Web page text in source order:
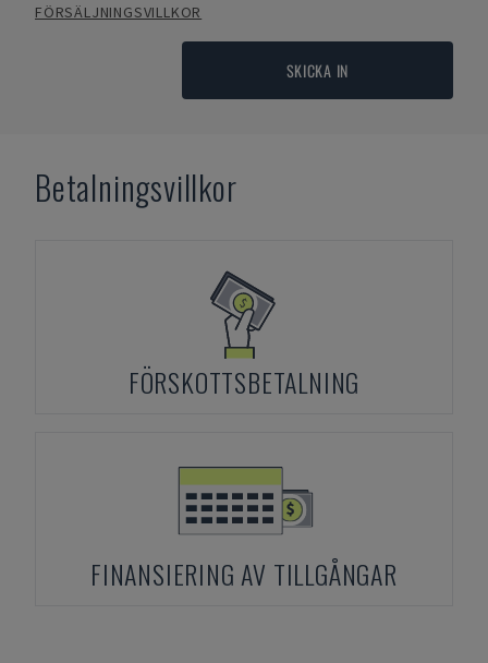
FÖRSÄLJNINGSVILLKOR
SKICKA IN
Betalningsvillkor
FÖRSKOTTSBETALNING
FINANSIERING AV TILLGÅNGAR